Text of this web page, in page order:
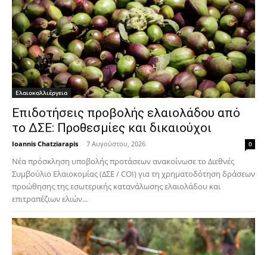
Ελαιοκαλλιέργεια
Επιδοτήσεις προβολής ελαιολάδου από
το ΔΣΕ: Προθεσμίες και δικαιούχοι
Ioannis Chatziarapis - 7 Αυγούστου, 2026 0
Νέα πρόσκληση υποβολής προτάσεων ανακοίνωσε το Διεθνές
Συμβούλιο Ελαιοκομίας (ΔΣΕ / COI) για τη χρηματοδότηση δράσεων
προώθησης της εσωτερικής κατανάλωσης ελαιολάδου και
επιτραπέζιων ελιών...